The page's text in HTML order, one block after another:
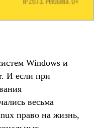
Windows и
И если при
весьма
право на жизнь,